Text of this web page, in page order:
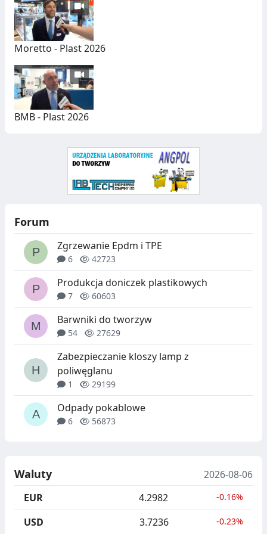
Y
C
H
Moretto - Plast 2026
BMB - Plast 2026
Forum
Zgrzewanie Epdm i TPE
6 42723
Produkcja doniczek plastikowych
7 60603
Barwniki do tworzyw
54 27629
Zabezpieczanie kloszy lamp z
poliwęglanu
1 29199
Odpady pokablowe
6 56873
Waluty
2026-08-06
EUR
4.2982 -0.16%
USD 3.7236 -0.23%